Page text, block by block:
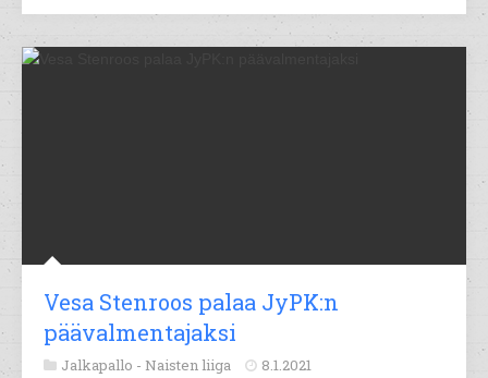
Vesa Stenroos palaa JyPK:n
päävalmentajaksi
Jalkapallo - Naisten liiga 8.1.2021